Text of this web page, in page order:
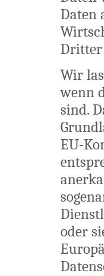
Daten
Dritter
Wir
wenn
sind.
EU-
oder